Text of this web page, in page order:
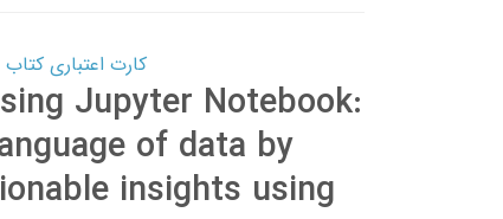
کارت اعتباری کتاب دانلود با 10,000,000 اعتبار
Jupyter Notebook:
of data by
insights using